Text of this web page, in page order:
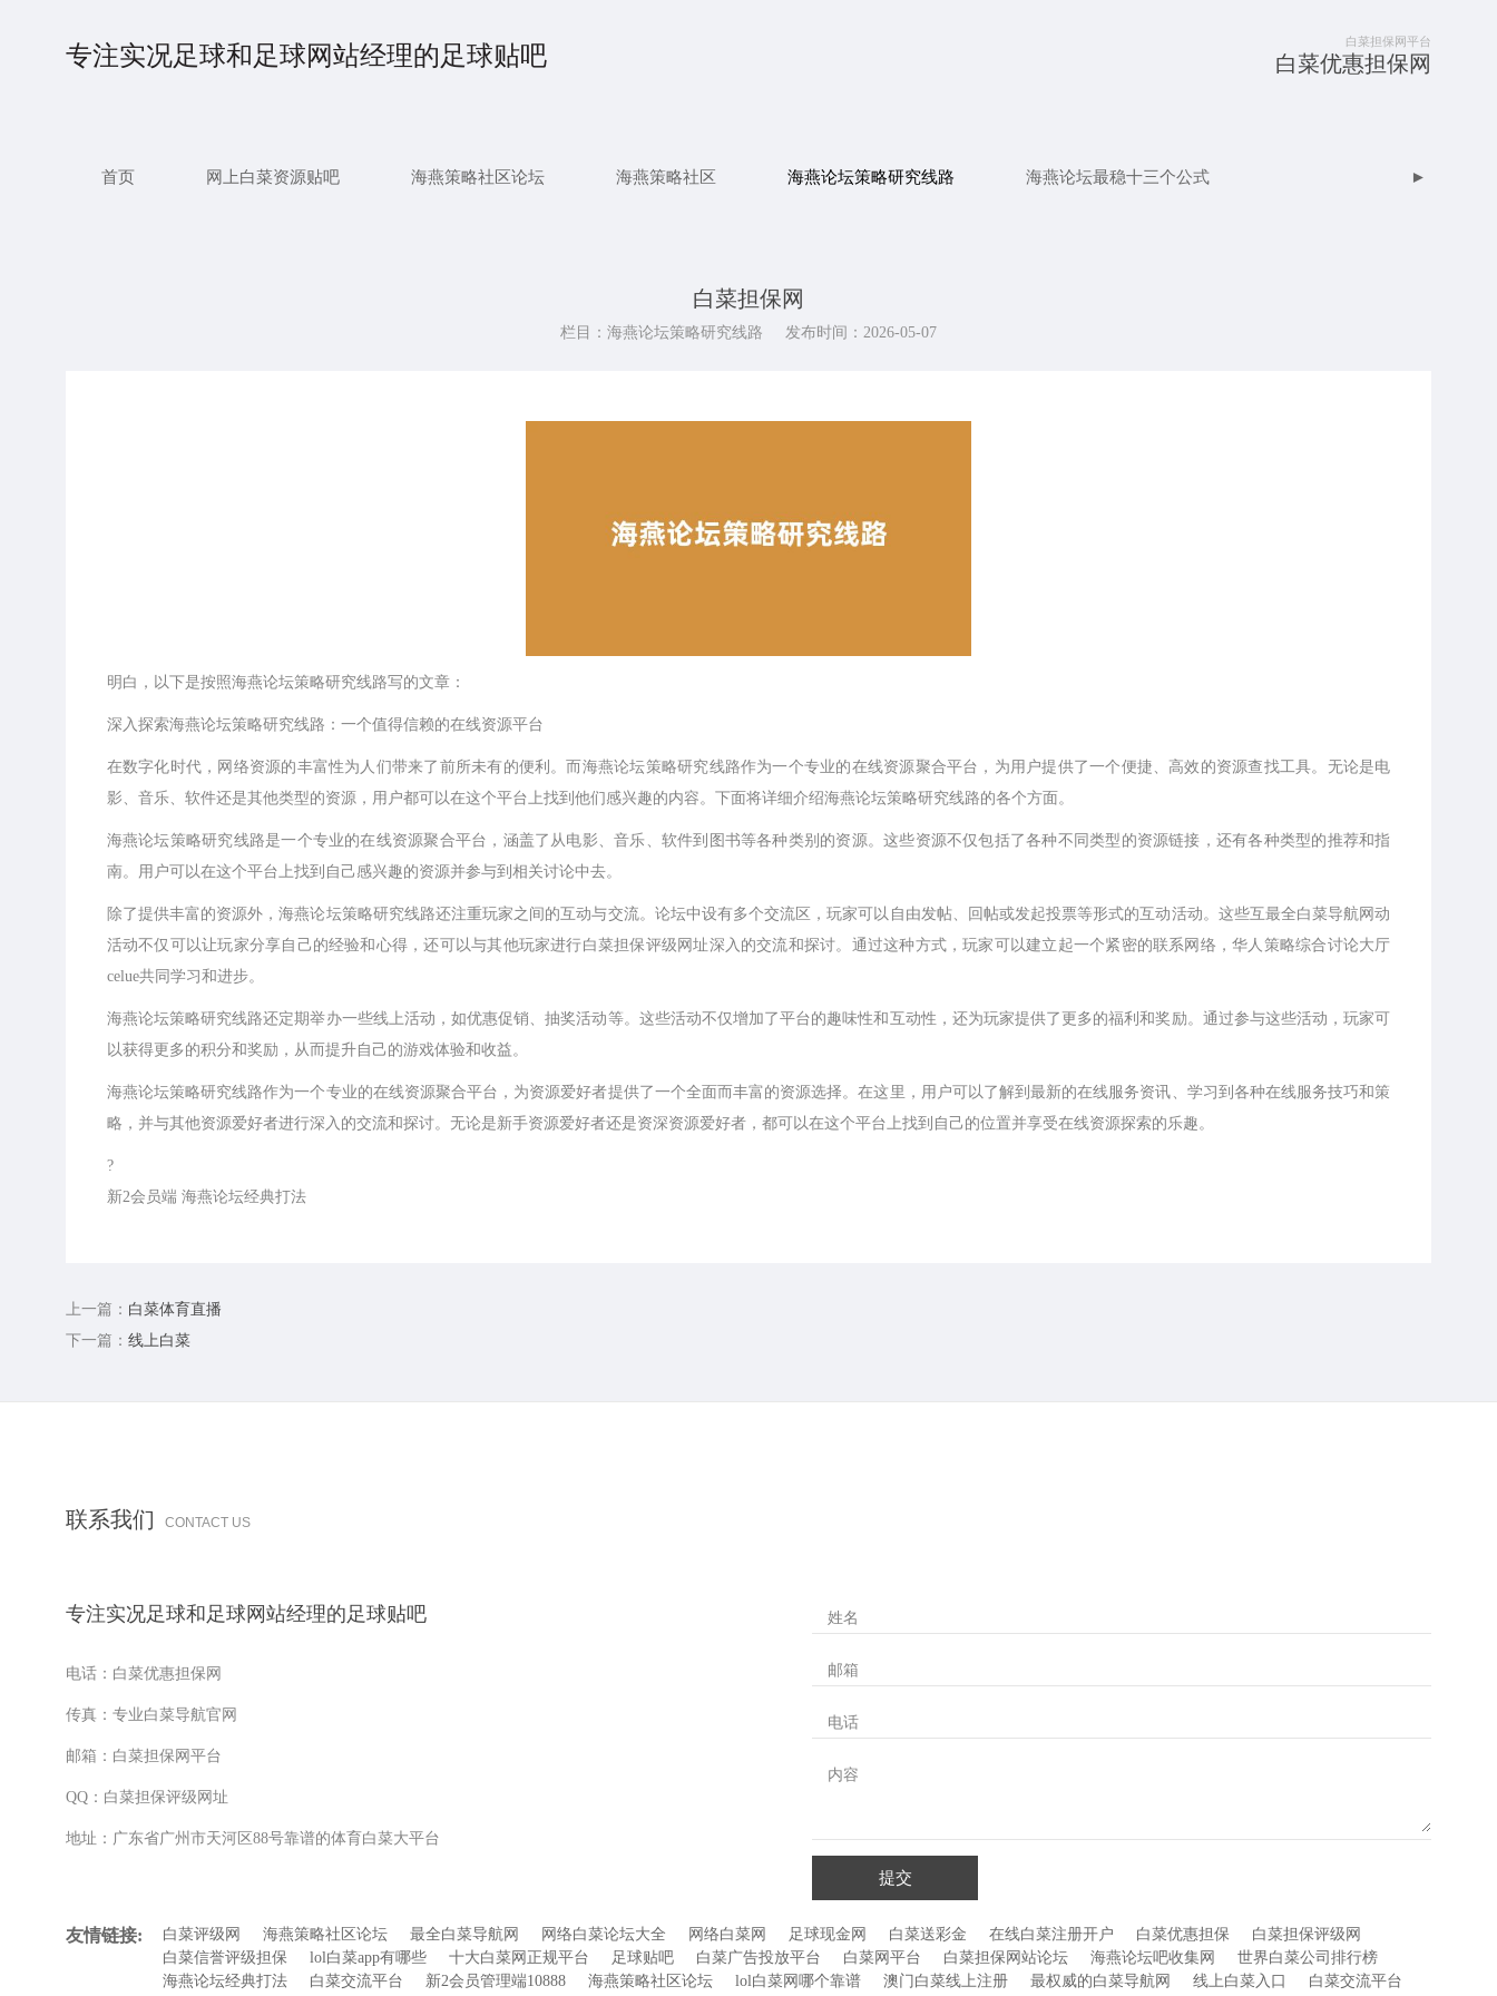
专注实况足球和足球网站经理的足球贴吧 白菜担保网平台
白菜优惠担保网
首页 网上白菜资源贴吧 海燕策略社区论坛 海燕策略社区 海燕论坛策略研究线路 海燕论坛最稳十三个公式 ►
白菜担保网
栏目：海燕论坛策略研究线路 发布时间：2026-05-07
明白，以下是按照海燕论坛策略研究线路写的文章：
深入探索海燕论坛策略研究线路：一个值得信赖的在线资源平台
在数字化时代，网络资源的丰富性为人们带来了前所未有的便利。而海燕论坛策略研究线路作为一个专业的在线资源聚合平台，为用户提供了一个便捷、高效的资源查找工具。无论是电
影、音乐、软件还是其他类型的资源，用户都可以在这个平台上找到他们感兴趣的内容。下面将详细介绍海燕论坛策略研究线路的各个方面。
海燕论坛策略研究线路是一个专业的在线资源聚合平台，涵盖了从电影、音乐、软件到图书等各种类别的资源。这些资源不仅包括了各种不同类型的资源链接，还有各种类型的推荐和指
南。用户可以在这个平台上找到自己感兴趣的资源并参与到相关讨论中去。
除了提供丰富的资源外，海燕论坛策略研究线路还注重玩家之间的互动与交流。论坛中设有多个交流区，玩家可以自由发帖、回帖或发起投票等形式的互动活动。这些互最全白菜导航网动
活动不仅可以让玩家分享自己的经验和心得，还可以与其他玩家进行白菜担保评级网址深入的交流和探讨。通过这种方式，玩家可以建立起一个紧密的联系网络，华人策略综合讨论大厅
celue共同学习和进步。
海燕论坛策略研究线路还定期举办一些线上活动，如优惠促销、抽奖活动等。这些活动不仅增加了平台的趣味性和互动性，还为玩家提供了更多的福利和奖励。通过参与这些活动，玩家可
以获得更多的积分和奖励，从而提升自己的游戏体验和收益。
海燕论坛策略研究线路作为一个专业的在线资源聚合平台，为资源爱好者提供了一个全面而丰富的资源选择。在这里，用户可以了解到最新的在线服务资讯、学习到各种在线服务技巧和策
略，并与其他资源爱好者进行深入的交流和探讨。无论是新手资源爱好者还是资深资源爱好者，都可以在这个平台上找到自己的位置并享受在线资源探索的乐趣。
?
新2会员端 海燕论坛经典打法
上一篇： 白菜体育直播
下一篇： 线上白菜
联系我们 CONTACT US
专注实况足球和足球网站经理的足球贴吧
电话：白菜优惠担保网
传真：专业白菜导航官网
邮箱：白菜担保网平台
QQ：白菜担保评级网址
地址：广东省广州市天河区88号靠谱的体育白菜大平台
姓名
邮箱
电话
内容
提交
友情链接: 白菜评级网 海燕策略社区论坛 最全白菜导航网 网络白菜论坛大全 网络白菜网 足球现金网 白菜送彩金 在线白菜注册开户 白菜优惠担保
白菜担保评级网
白菜信誉评级担保
lol白菜app有哪些 十大白菜网正规平台 足球贴吧 白菜广告投放平台 白菜网平台 白菜担保网站论坛 海燕论坛吧收集网
世界白菜公司排行榜
海燕论坛经典打法
白菜交流平台 新2会员管理端10888 海燕策略社区论坛 lol白菜网哪个靠谱 澳门白菜线上注册 最权威的白菜导航网 线上白菜入口
白菜交流平台